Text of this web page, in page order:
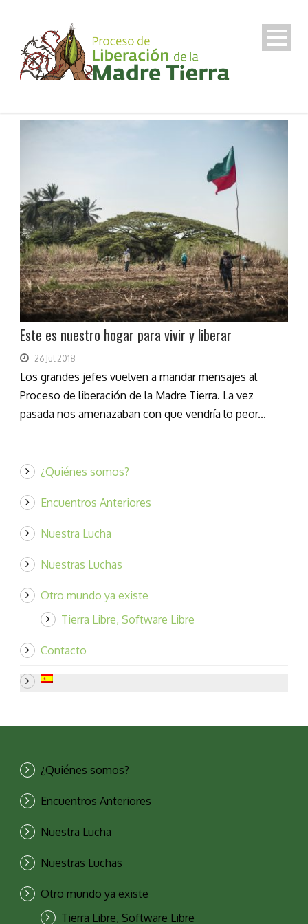
Este es nuestro hogar para vivir y liberar
26 Jul 2018
Los grandes jefes vuelven a mandar mensajes al
Proceso de liberación de la Madre Tierra. La vez
pasada nos amenazaban con que vendría lo peor...
¿Quiénes somos?
Encuentros Anteriores
Nuestra Lucha
Nuestras Luchas
Otro mundo ya existe
Tierra Libre, Software Libre
Contacto
¿Quiénes somos?
Encuentros Anteriores
Nuestra Lucha
Nuestras Luchas
Otro mundo ya existe
Tierra Libre, Software Libre